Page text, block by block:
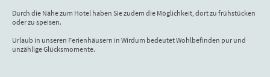
Durch die Nähe zum Hotel haben Sie zudem die Möglichkeit, dort zu frühstücken
oder zu speisen.
Urlaub in unseren Ferienhäusern in Wirdum bedeutet Wohlbefinden pur und
unzählige Glücksmomente.